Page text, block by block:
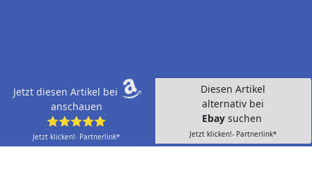
Jetzt diesen Artikel bei
anschauen
⭐⭐⭐⭐⭐
Jetzt klicken!- Partnerlink*
Diesen Artikel
alternativ bei
Ebay suchen
Jetzt klicken!- Partnerlink*